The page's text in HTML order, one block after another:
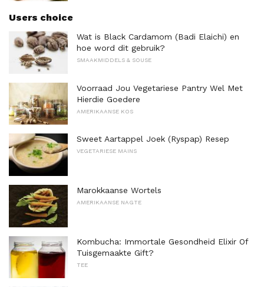
Users choice
Wat is Black Cardamom (Badi Elaichi) en
hoe word dit gebruik?
SMAAKMIDDELS & SOUSE
Voorraad Jou Vegetariese Pantry Wel Met
Hierdie Goedere
AMERIKAANSE KOS
Sweet Aartappel Joek (Ryspap) Resep
VEGETARIESE MAINS
Marokkaanse Wortels
AMERIKAANSE NAGTE
Kombucha: Immortale Gesondheid Elixir Of
Tuisgemaakte Gift?
TEE